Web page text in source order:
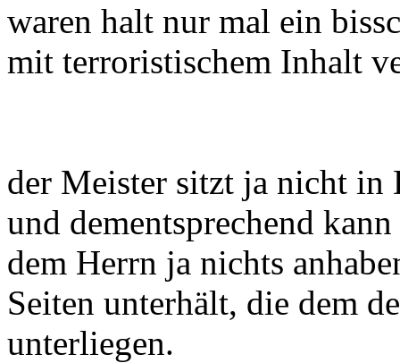
waren halt nur mal ein
mit terroristischem Inhalt
der Meister sitzt ja nicht in
und dementsprechend
dem Herrn ja nichts
Seiten unterhält, die dem
unterliegen.